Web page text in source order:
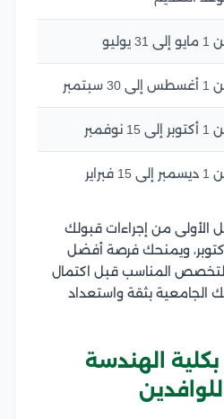
31 يوليو
30 سبتمبر
15 نوفمبر
15 فبراير
الأولى من إجراءات قبولك
الهندسة جامعة 6 أكتوبر، ويمنحك فرصة أفضل
المناسب قبل اكتمال
الجامعية بثقة واستعداد
الهندسة